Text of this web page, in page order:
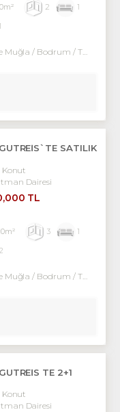
2
1
Muğla / Bodrum / Turgutreis
SATILIK
Konut
Dairesi
TL
3
1
2
Muğla / Bodrum / Turgutreis
TE 2+1
Konut
Dairesi